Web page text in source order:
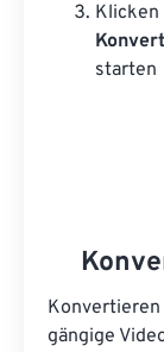
Klicken
starten
gängige